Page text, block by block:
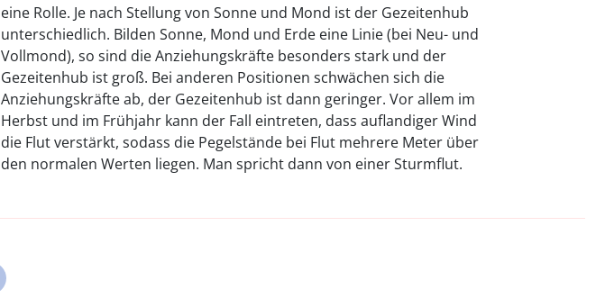
eine Rolle. Je nach Stellung von Sonne und Mond ist der Gezeitenhub
unterschiedlich. Bilden Sonne, Mond und Erde eine Linie (bei Neu- und
Vollmond), so sind die Anziehungskräfte besonders stark und der
Gezeitenhub ist groß. Bei anderen Positionen schwächen sich die
Anziehungskräfte ab, der Gezeitenhub ist dann geringer. Vor allem im
Herbst und im Frühjahr kann der Fall eintreten, dass auflandiger Wind
die Flut verstärkt, sodass die Pegelstände bei Flut mehrere Meter über
den normalen Werten liegen. Man spricht dann von einer Sturmflut.